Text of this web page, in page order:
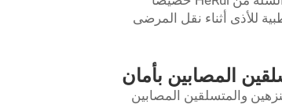
للأذى أثناء نقل المرضى
المصابين بأمان
والمتسلقين المصابين